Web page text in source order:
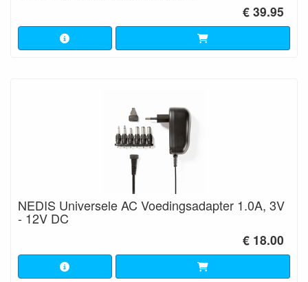
€ 39.95
NEDIS Universele AC Voedingsadapter 1.0A, 3V
- 12V DC
€ 18.00